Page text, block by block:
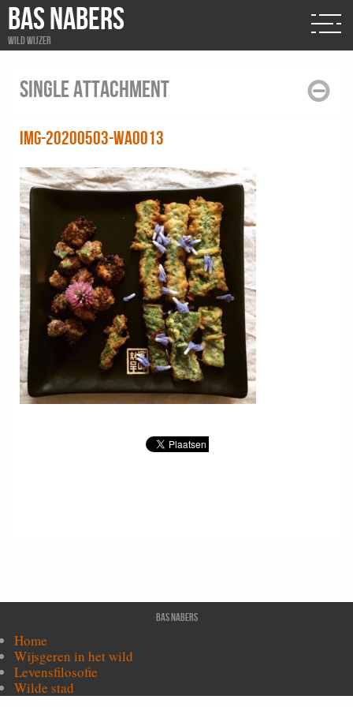
BAS NABERS
Wild wijzer
Single attachment
IMG-20200503-WA0013
Bas Nabers
Home
Wijsgeren in het wild
Levensfilosofie
Wilde stad